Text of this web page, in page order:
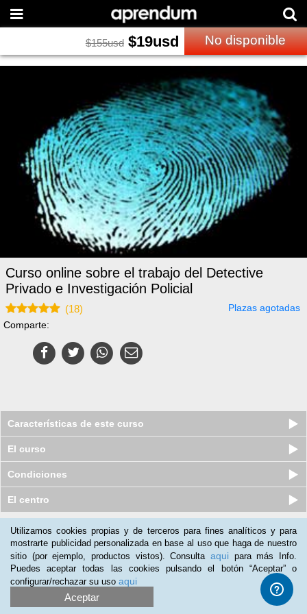
$155usd $19usd No disponible
Curso online sobre el trabajo del Detective
Privado e Investigación Policial
(18)
Plazas agotadas
Comparte:
Características de este curso
El curso
Condiciones
El centro
Nuestros clientes opinan:
José Fenoy(23-12-2019)
Para mis conocimientos
Hanner Mazuera(03-10-2019)
Utilizamos cookies propias y de terceros para fines analíticos y para
mostrarte publicidad personalizada en base al uso que haga de nuestro
sitio (por ejemplo, productos vistos). Consulta aqui para más Info.
Puedes aceptar todas las cookies pulsando el botón “Aceptar” o
configurar/rechazar su uso aqui
Aceptar